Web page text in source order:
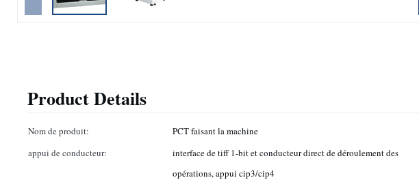
Product Details
Nom de produit: PCT faisant la machine
appui de conducteur:
interface de tiff 1-bit et conducteur direct de déroulement des
opérations, appui cip3/cip4